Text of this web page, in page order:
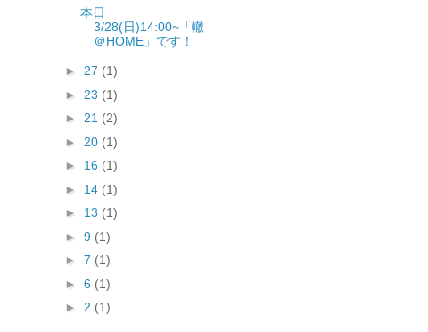
本日
3/28(日)14:00~「轍
＠HOME」です！
► 27 (1)
► 23 (1)
► 21 (2)
► 20 (1)
► 16 (1)
► 14 (1)
► 13 (1)
► 9 (1)
► 7 (1)
► 6 (1)
► 2 (1)